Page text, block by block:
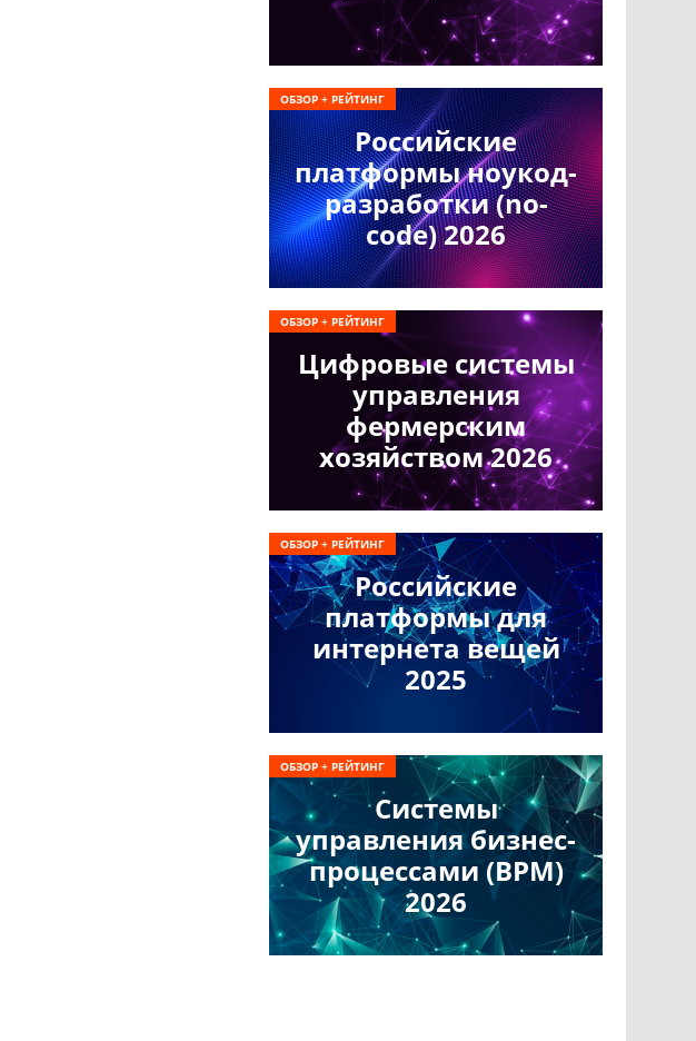
Российские
платформы ноукод-
разработки (no-
code) 2026
ОБЗОР + РЕЙТИНГ
Цифровые системы
управления
фермерским
хозяйством 2026
ОБЗОР + РЕЙТИНГ
Российские
платформы для
интернета вещей
2025
ОБЗОР + РЕЙТИНГ
Системы
управления бизнес-
процессами (BPM)
2026
ОБЗОР + РЕЙТИНГ